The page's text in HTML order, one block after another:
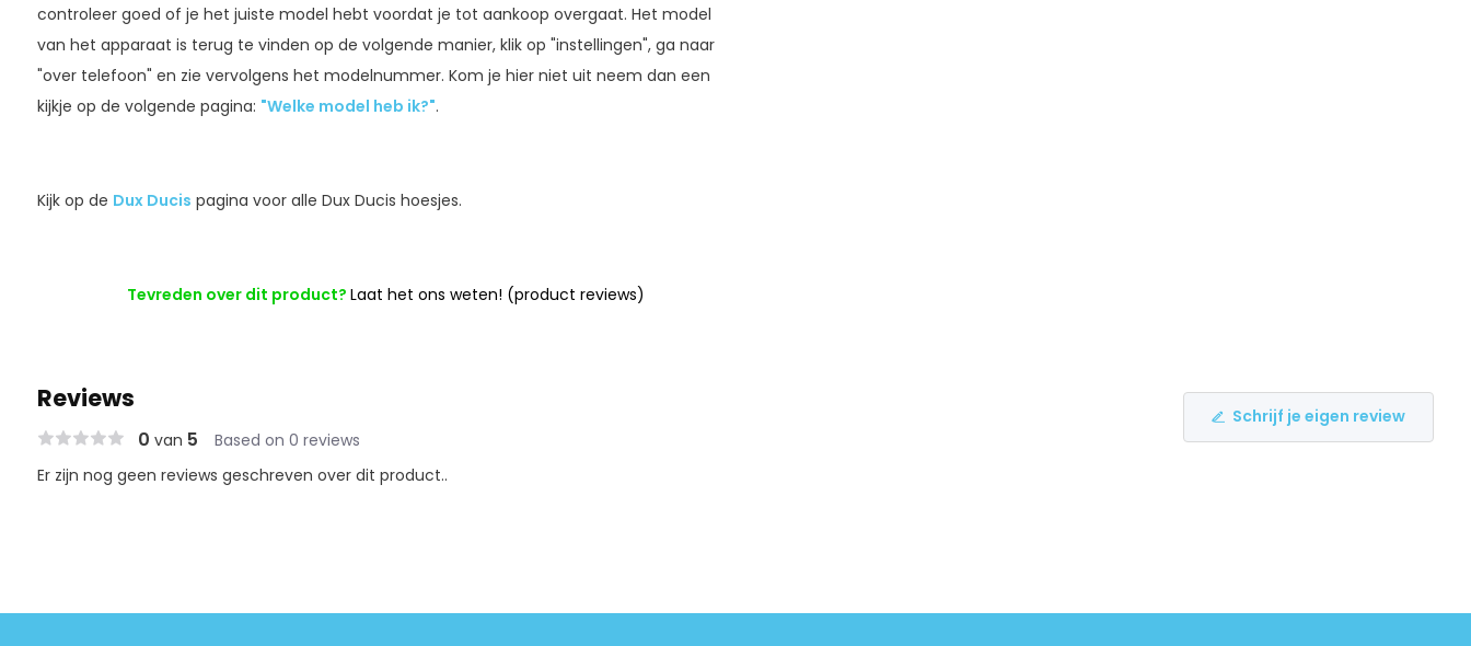
controleer goed of je het juiste model hebt voordat je tot aankoop overgaat. Het model
van het apparaat is terug te vinden op de volgende manier, klik op "instellingen", ga naar
"over telefoon" en zie vervolgens het modelnummer. Kom je hier niet uit neem dan een
kijkje op de volgende pagina: "Welke model heb ik?".
Kijk op de Dux Ducis pagina voor alle Dux Ducis hoesjes.
Tevreden over dit product?Laat het ons weten! (product reviews)
Reviews
0 van 5 Based on 0 reviews
Schrijf je eigen review
Er zijn nog geen reviews geschreven over dit product..